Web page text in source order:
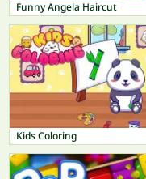
Funny Angela Haircut
Kids Coloring